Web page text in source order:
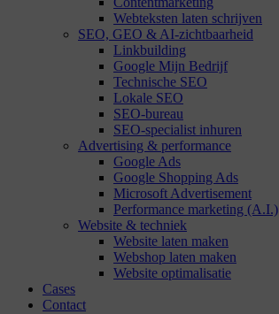
Webteksten laten schrijven
SEO, GEO & AI-zichtbaarheid
Linkbuilding
Google Mijn Bedrijf
Technische SEO
Lokale SEO
SEO-bureau
SEO-specialist inhuren
Advertising & performance
Google Ads
Google Shopping Ads
Microsoft Advertisement
Performance marketing (A.I.)
Website & techniek
Website laten maken
Webshop laten maken
Website optimalisatie
Cases
Contact